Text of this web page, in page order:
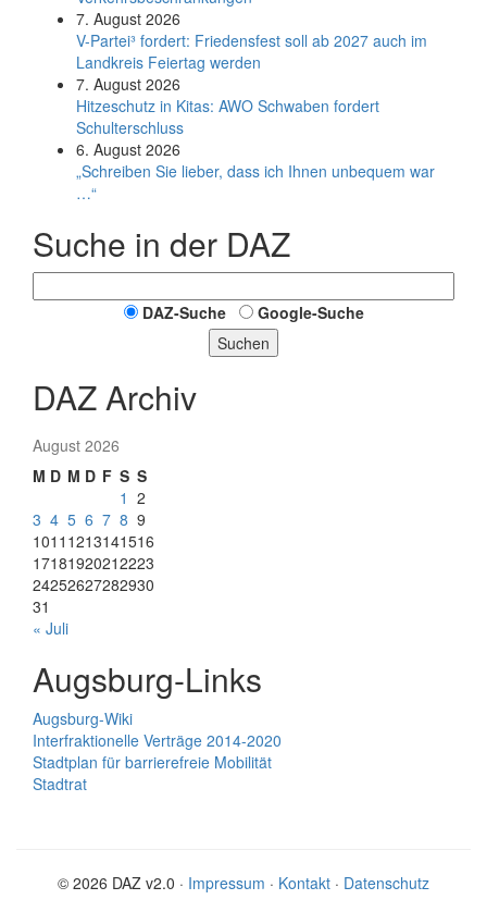
7. August 2026
V-Partei­³ fordert: Friedens­fest soll ab 2027 auch im
Land­kreis Feier­tag werden
7. August 2026
Hitzeschutz in Kitas: AWO Schwaben fordert
Schulterschluss
6. August 2026
„Schreiben Sie lieber, dass ich Ihnen unbequem war
…“
Suche in der DAZ
DAZ-Suche
Google-Suche
Suchen
DAZ Archiv
August 2026
M D M D F S S
1 2
3 4 5 6 7 8 9
1011 1213141516
17181920212223
24252627282930
31
« Juli
Augsburg-Links
Augsburg-Wiki
Interfraktionelle Verträge 2014-2020
Stadtplan für barrierefreie Mobilität
Stadtrat
© 2026 DAZ v2.0 · Impressum · Kontakt · Datenschutz